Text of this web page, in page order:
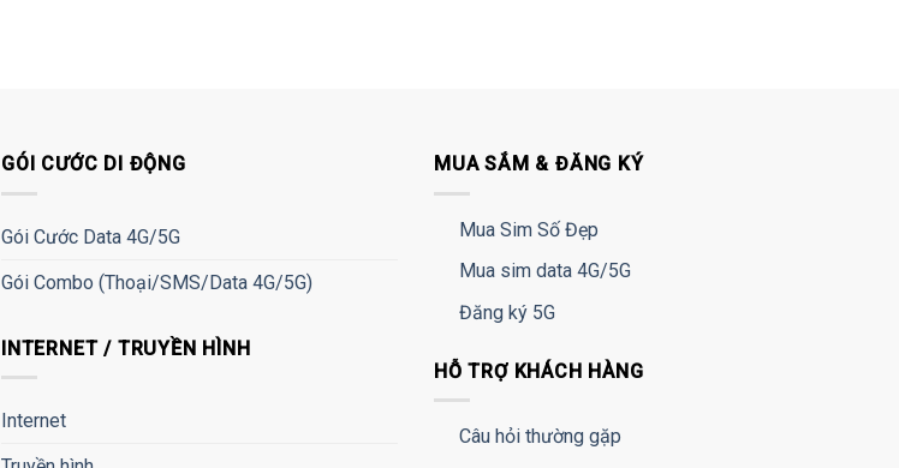
GÓI CƯỚC DI ĐỘNG
Gói Cước Data 4G/5G
Gói Combo (Thoại/SMS/Data 4G/5G)
INTERNET / TRUYỀN HÌNH
Internet
MUA SẮM & ĐĂNG KÝ
Mua Sim Số Đẹp
Mua sim data 4G/5G
Đăng ký 5G
HỖ TRỢ KHÁCH HÀNG
Câu hỏi thường gặp